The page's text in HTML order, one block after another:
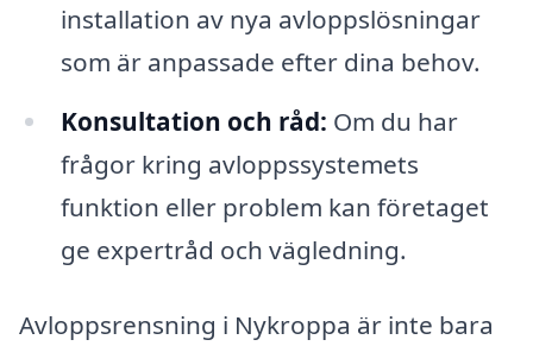
installation av nya avloppslösningar
som är anpassade efter dina behov.
Konsultation och råd: Om du har
frågor kring avloppssystemets
funktion eller problem kan företaget
ge expertråd och vägledning.
Avloppsrensning i Nykroppa är inte bara